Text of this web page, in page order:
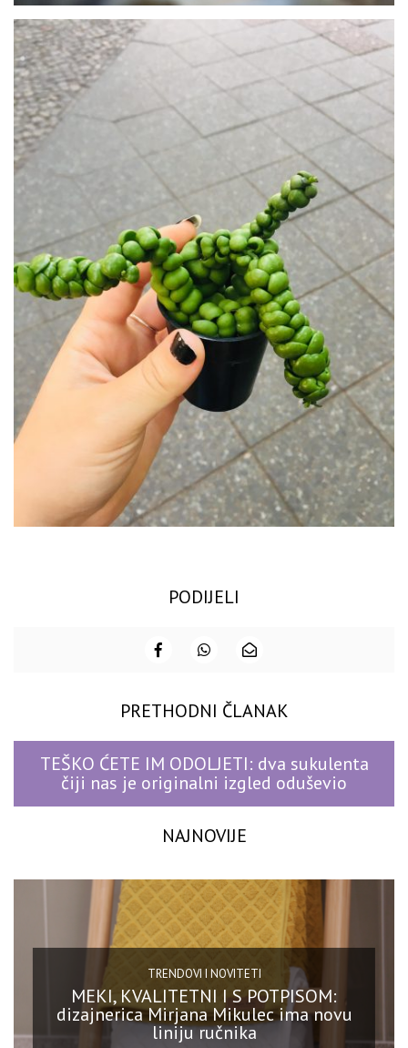
PODIJELI
PRETHODNI ČLANAK
TEŠKO ĆETE IM ODOLJETI: dva sukulenta
čiji nas je originalni izgled oduševio
NAJNOVIJE
TRENDOVI I NOVITETI
MEKI, KVALITETNI I S POTPISOM:
dizajnerica Mirjana Mikulec ima novu
liniju ručnika